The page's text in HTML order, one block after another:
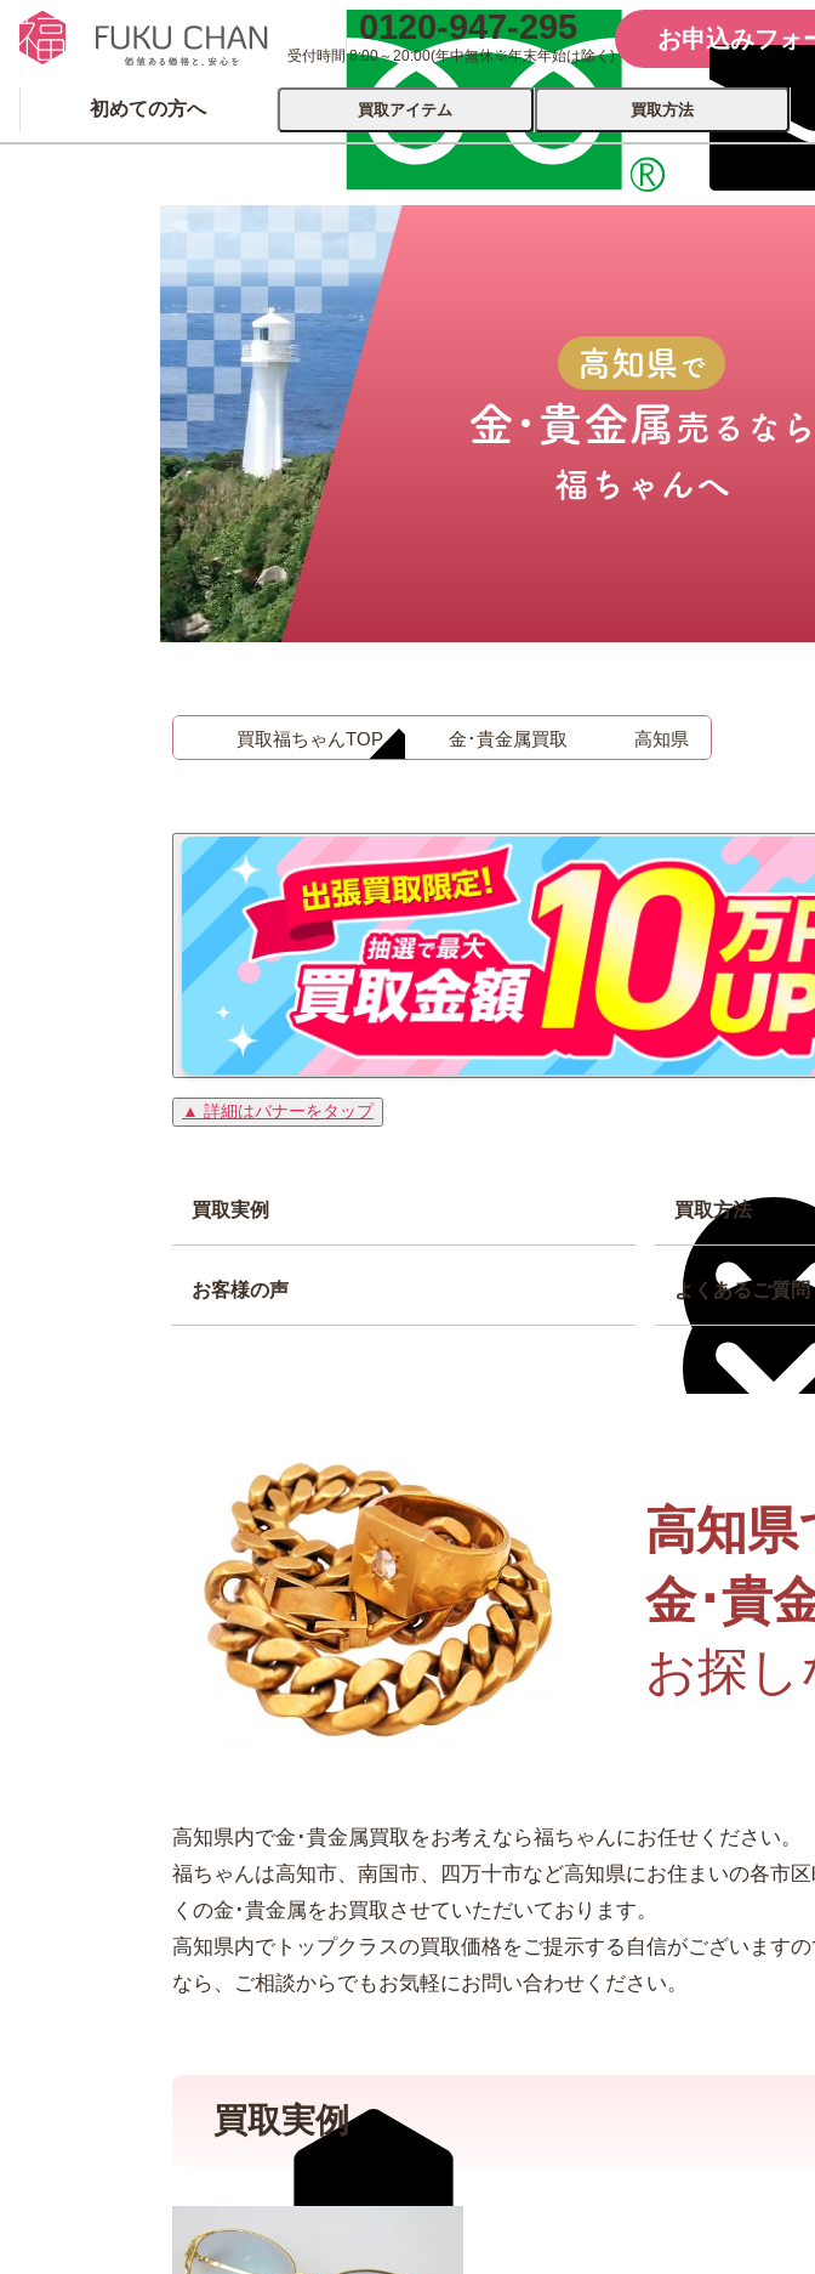
0120-947-295
受付時間 8:00～20:00(年中無休※年末年始は除く)
お申込みフォ
初めての方へ 買取アイテム
食器 洋服
記念硬貨
骨董品 お酒 時計 毛皮
買取方法
運営会社について 会社概要
高知県 で
金･貴金属 売るなら
福ちゃんへ
買取福ちゃんTOP 金･貴金属買取 高知県
▲ 詳細はバナーをタップ
買取実例 買取方法
お客様の声 よくあるご質問
高知県
金･貴
お探し
高知県内で金･貴金属買取をお考えなら福ちゃんにお任せください。
福ちゃんは高知市、南国市、四万十市など高知県にお住まいの各市
くの金･貴金属をお買取させていただいております。
高知県内でトップクラスの買取価格をご提示する自信がございます
なら、ご相談からでもお気軽にお問い合わせください。
買取実例